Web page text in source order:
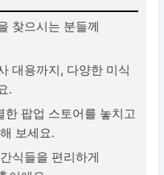
찾으시는 분들께
대용까지, 다양한 미식
.
팝업 스토어를 놓치고
보세요.
식들을 편리하게